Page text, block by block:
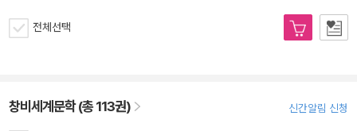
전체선택
창비세계문학 (총 113권) 신간알림 신청